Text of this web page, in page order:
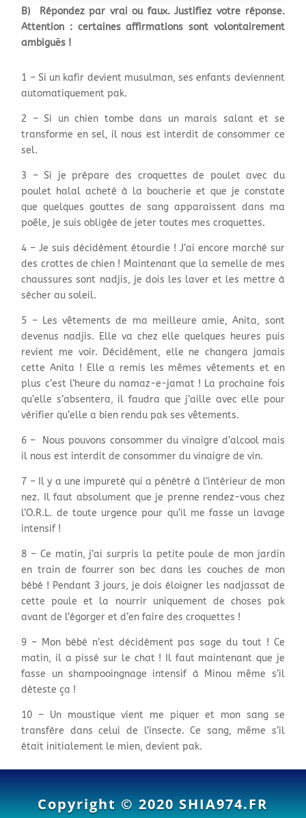
B) Répondez par vrai ou faux. Justifiez votre réponse.
Attention : certaines affirmations sont volontairement
ambiguës !
1 – Si un kafir devient musulman, ses enfants deviennent
automatiquement pak.
2 – Si un chien tombe dans un marais salant et se
transforme en sel, il nous est interdit de consommer ce
sel.
3 – Si je prépare des croquettes de poulet avec du
poulet halal acheté à la boucherie et que je constate
que quelques gouttes de sang apparaissent dans ma
poêle, je suis obligée de jeter toutes mes croquettes.
4 – Je suis décidément étourdie ! J’ai encore marché sur
des crottes de chien ! Maintenant que la semelle de mes
chaussures sont nadjis, je dois les laver et les mettre à
sécher au soleil.
5 – Les vêtements de ma meilleure amie, Anita, sont
devenus nadjis. Elle va chez elle quelques heures puis
revient me voir. Décidément, elle ne changera jamais
cette Anita ! Elle a remis les mêmes vêtements et en
plus c’est l’heure du namaz-e-jamat ! La prochaine fois
qu’elle s’absentera, il faudra que j’aille avec elle pour
vérifier qu’elle a bien rendu pak ses vêtements.
6 – Nous pouvons consommer du vinaigre d’alcool mais
il nous est interdit de consommer du vinaigre de vin.
7 – Il y a une impureté qui a pénétré à l’intérieur de mon
nez. Il faut absolument que je prenne rendez-vous chez
l’O.R.L. de toute urgence pour qu’il me fasse un lavage
intensif !
8 – Ce matin, j’ai surpris la petite poule de mon jardin
en train de fourrer son bec dans les couches de mon
bébé ! Pendant 3 jours, je dois éloigner les nadjassat de
cette poule et la nourrir uniquement de choses pak
avant de l’égorger et d’en faire des croquettes !
9 – Mon bébé n’est décidément pas sage du tout ! Ce
matin, il a pissé sur le chat ! Il faut maintenant que je
fasse un shampooingnage intensif à Minou même s’il
déteste ça !
10 – Un moustique vient me piquer et mon sang se
transfère dans celui de l’insecte. Ce sang, même s’il
était initialement le mien, devient pak.
Copyright © 2020SHIA974.FR